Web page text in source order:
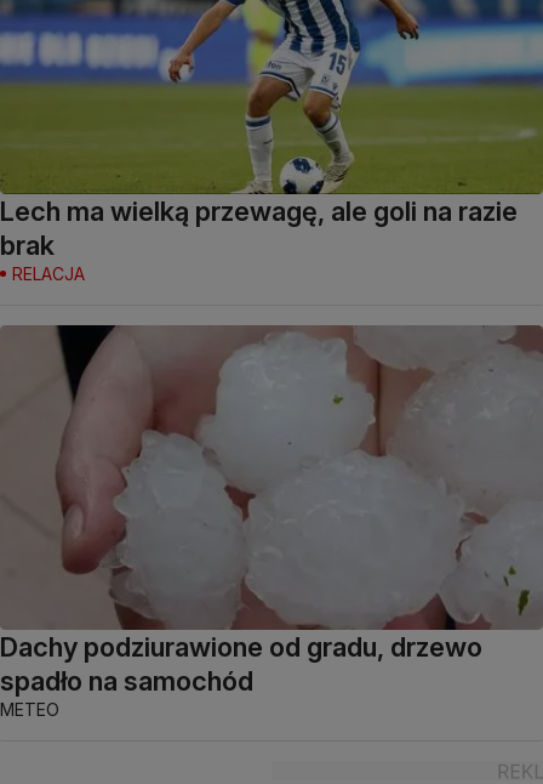
Lech ma wielką przewagę, ale goli na razie
brak
RELACJA
Dachy podziurawione od gradu, drzewo
spadło na samochód
METEO